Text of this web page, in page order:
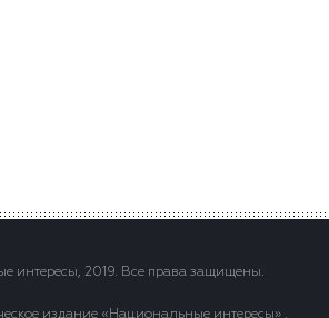
интересы, 2019. Все права защищены.
издание «Национальные интересы» .